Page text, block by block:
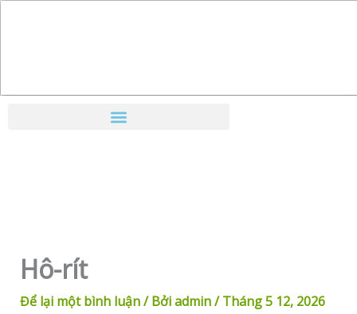
Hô-rít
Để lại một bình luận/ Bởiadmin/Tháng 5 12, 2026